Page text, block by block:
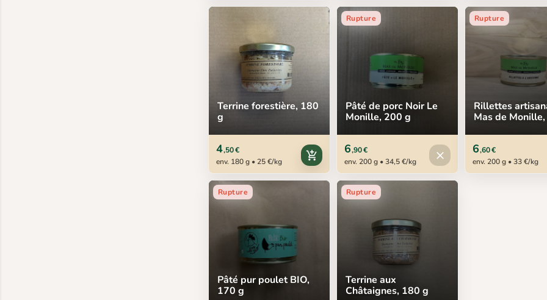
Terrine forestière, 180
g
4,50 €
env. 180 g • 25 €/kg
add_shopping_cart
Rupture
Pâté de porc Noir Le
Monille, 200 g
6,90 €
env. 200 g • 34,5 €/kg
close Produit indisponible
Rupture
Rillettes
Mas de
6,60 €
env. 200 g • 33 €/kg
Rupture
Pâté pur poulet BIO,
170 g
Rupture
Terrine aux
Châtaignes, 180 g